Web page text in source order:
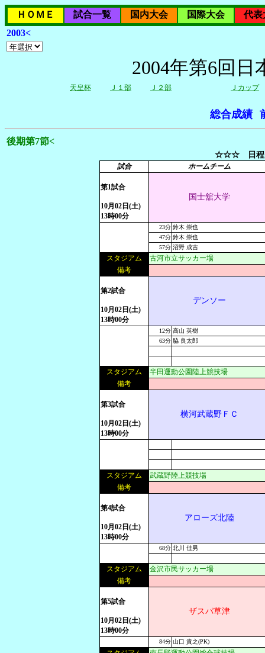
ＨＯＭＥ 試合一覧 国内大会 国際大会
代表
2003<
2004年第6回
天皇杯 Ｊ１部 Ｊ２部 Ｊカップ
総合成績
後期第7節<
☆☆☆ 日程
試合 ホームチーム
第1試合
10月02日(土)
13時00分
国士舘大学
23分 鈴木 崇也
47分 鈴木 崇也
57分 沼野 成吉
スタジアム
古河市立サッカー場
備考
第2試合
10月02日(土)
13時00分
デンソー
12分 高山 英樹
63分 脇 良太郎
スタジアム
半田運動公園陸上競技場
備考
第3試合
10月02日(土)
13時00分
横河武蔵野ＦＣ
スタジアム
武蔵野陸上競技場
備考
第4試合
10月02日(土)
13時00分
アローズ北陸
68分 北川 佳男
スタジアム
金沢市民サッカー場
備考
第5試合
10月02日(土)
13時00分
ザスパ草津
84分 山口 貴之(PK)